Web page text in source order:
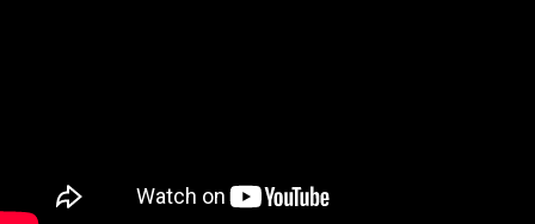
مع منصور الرحباني في البوم ""حلم"" اشتهرت كارول أكثر في البومه "" اضواء الشهرة"" واخره أشهر
البوماته الفنية ""حدودي السما"" و""مالكة علي الارض"" لي صباح من مسلسل صباح الشحرورة.